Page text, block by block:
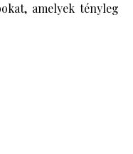
amelyek tényleg